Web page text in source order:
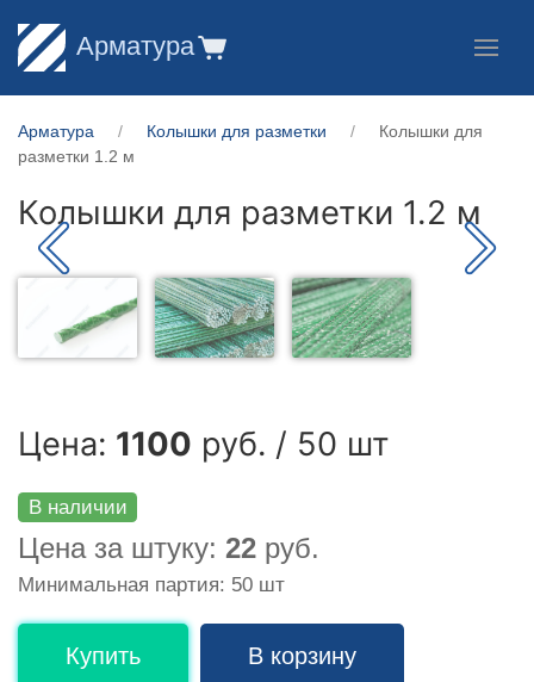
Арматура
Арматура Колышки для разметки
Колышки для
разметки 1.2 м
Колышки для разметки 1.2 м
Цена: 1100 руб. / 50 шт
В наличии
Цена за штуку: 22 руб.
Минимальная партия: 50 шт
Купить В корзину